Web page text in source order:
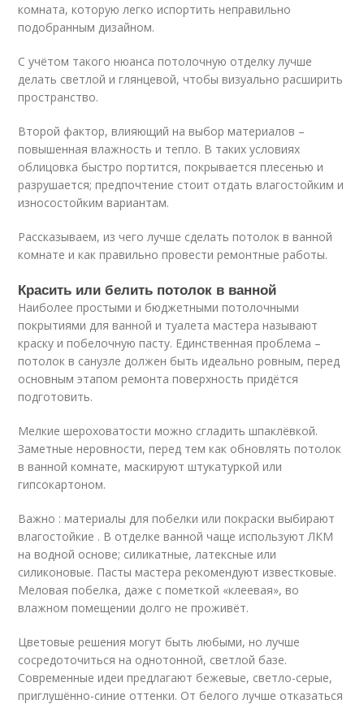
комната, которую легко испортить неправильно
подобранным дизайном.
С учётом такого нюанса потолочную отделку лучше
делать светлой и глянцевой, чтобы визуально расширить
пространство.
Второй фактор, влияющий на выбор материалов –
повышенная влажность и тепло. В таких условиях
облицовка быстро портится, покрывается плесенью и
разрушается; предпочтение стоит отдать влагостойким и
износостойким вариантам.
Рассказываем, из чего лучше сделать потолок в ванной
комнате и как правильно провести ремонтные работы.
Красить или белить потолок в ванной
Наиболее простыми и бюджетными потолочными
покрытиями для ванной и туалета мастера называют
краску и побелочную пасту. Единственная проблема –
потолок в санузле должен быть идеально ровным, перед
основным этапом ремонта поверхность придётся
подготовить.
Мелкие шероховатости можно сгладить шпаклёвкой.
Заметные неровности, перед тем как обновлять потолок
в ванной комнате, маскируют штукатуркой или
гипсокартоном.
Важно : материалы для побелки или покраски выбирают
влагостойкие . В отделке ванной чаще используют ЛКМ
на водной основе; силикатные, латексные или
силиконовые. Пасты мастера рекомендуют известковые.
Меловая побелка, даже с пометкой «клеевая», во
влажном помещении долго не проживёт.
Цветовые решения могут быть любыми, но лучше
сосредоточиться на однотонной, светлой базе.
Современные идеи предлагают бежевые, светло-серые,
приглушённо-синие оттенки. От белого лучше отказаться